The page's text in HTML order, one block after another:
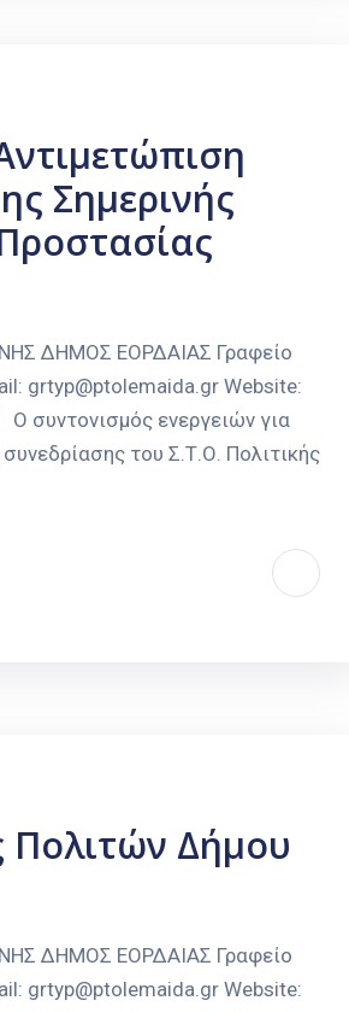
Σημερινής
ΔΗΜΟΣ ΕΟΡΔΑΙΑΣ Γραφείο
grtyp@ptolemaida.gr Website:
συντονισμός ενεργειών για
του Σ.Τ.Ο. Πολιτικής
Πολιτών Δήμου
ΔΗΜΟΣ ΕΟΡΔΑΙΑΣ Γραφείο
grtyp@ptolemaida.gr Website: